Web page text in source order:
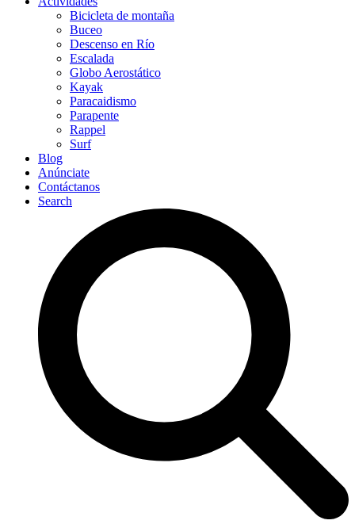
Bicicleta de montaña
Buceo
Descenso en Río
Escalada
Globo Aerostático
Kayak
Paracaidismo
Parapente
Rappel
Surf
Blog
Anúnciate
Contáctanos
Search